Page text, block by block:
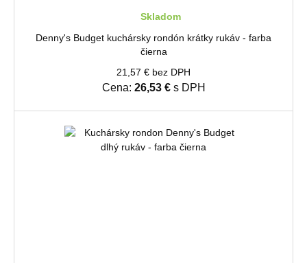
Skladom
Denny's Budget kuchársky rondón krátky rukáv - farba
čierna
21,57 € bez DPH
Cena: 26,53 €s DPH